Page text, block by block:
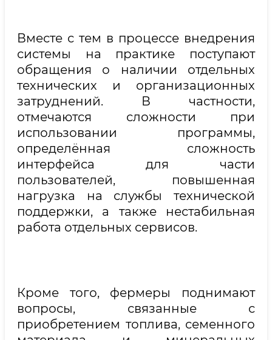
Вместе с тем в процессе внедрения
системы на практике поступают
обращения о наличии отдельных
технических и организационных
затруднений. В частности,
отмечаются сложности при
использовании программы,
определённая сложность
интерфейса для части
пользователей, повышенная
нагрузка на службы технической
поддержки, а также нестабильная
работа отдельных сервисов.
Кроме того, фермеры поднимают
вопросы, связанные с
приобретением топлива, семенного